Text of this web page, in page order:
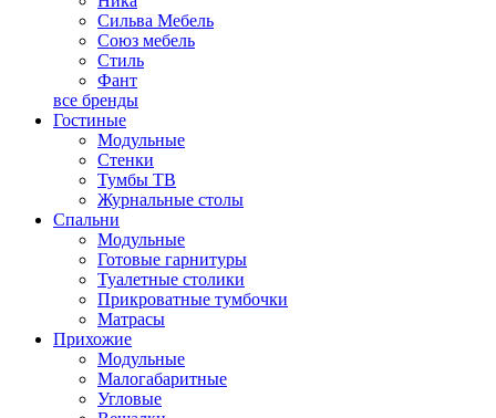
Сильва Мебель
Союз мебель
Стиль
Фант
все бренды
Гостиные
Модульные
Стенки
Тумбы ТВ
Журнальные столы
Спальни
Модульные
Готовые гарнитуры
Туалетные столики
Прикроватные тумбочки
Матрасы
Прихожие
Модульные
Малогабаритные
Угловые